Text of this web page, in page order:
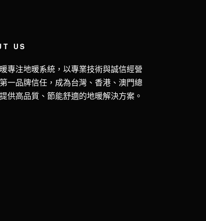
US
專注地暖系統，以專業技術與誠信經營
一品牌信任，成為台灣、香港、澳門總
供高品質、節能舒適的地暖解決方案。